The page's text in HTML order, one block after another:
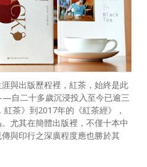
與出版歷程裡，紅茶，始終是此
自二十多歲沉浸投入至今已逾三
茶》到2017年的《紅茶經》，
尤其在簡體出版裡，不僅十本中
與印行之深廣程度應也勝於其